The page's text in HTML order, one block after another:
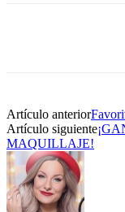
Artículo anterior
Artículo siguiente
MAQUILLAJE!